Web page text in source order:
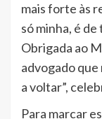
mais forte às
só minha, é
Obrigada ao
advogado
a voltar”,
Para marcar